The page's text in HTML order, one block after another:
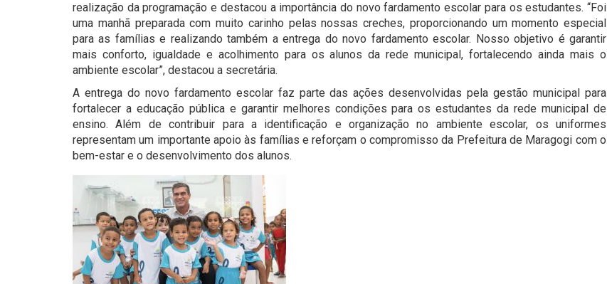
realização da programação e destacou a importância do novo fardamento escolar para os estudantes. “Foi
uma manhã preparada com muito carinho pelas nossas creches, proporcionando um momento especial
para as famílias e realizando também a entrega do novo fardamento escolar. Nosso objetivo é garantir
mais conforto, igualdade e acolhimento para os alunos da rede municipal, fortalecendo ainda mais o
ambiente escolar”, destacou a secretária.
A entrega do novo fardamento escolar faz parte das ações desenvolvidas pela gestão municipal para
fortalecer a educação pública e garantir melhores condições para os estudantes da rede municipal de
ensino. Além de contribuir para a identificação e organização no ambiente escolar, os uniformes
representam um importante apoio às famílias e reforçam o compromisso da Prefeitura de Maragogi com o
bem-estar e o desenvolvimento dos alunos.